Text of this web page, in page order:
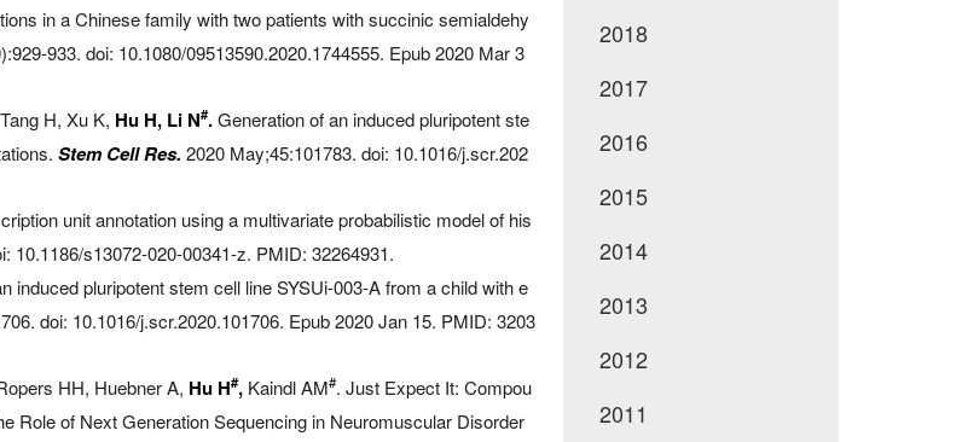
in a Chinese family with two patients with succinic semialdehy
933. doi: 10.1080/09513590.2020.1744555. Epub 2020 Mar 3
H, Xu K, Hu H, Li N#.Generation of an induced pluripotent ste
Stem Cell Res. 2020 May;45:101783. doi: 10.1016/j.scr.202
unit annotation using a multivariate probabilistic model of his
10.1186/s13072-020-00341-z. PMID: 32264931.
induced pluripotent stem cell line SYSUi-003-A from a child with e
doi: 10.1016/j.scr.2020.101706. Epub 2020 Jan 15. PMID: 3203
HH, Huebner A, Hu H#, Kaindl AM#. Just Expect It: Compou
Role of Next Generation Sequencing in Neuromuscular Disorder
2018
2017
2016
2015
2014
2013
2012
2011